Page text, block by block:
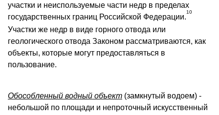
участки и неиспользуемые части недр в пределах
государственных границ Российской Федерации.
10
Участки же недр в виде горного отвода или
геологического отвода Законом рассматриваются, как
объекты, которые могут предоставляться в
пользование.
Обособленный водный объект (замкнутый водоем) -
небольшой по площади и непроточный искусственный